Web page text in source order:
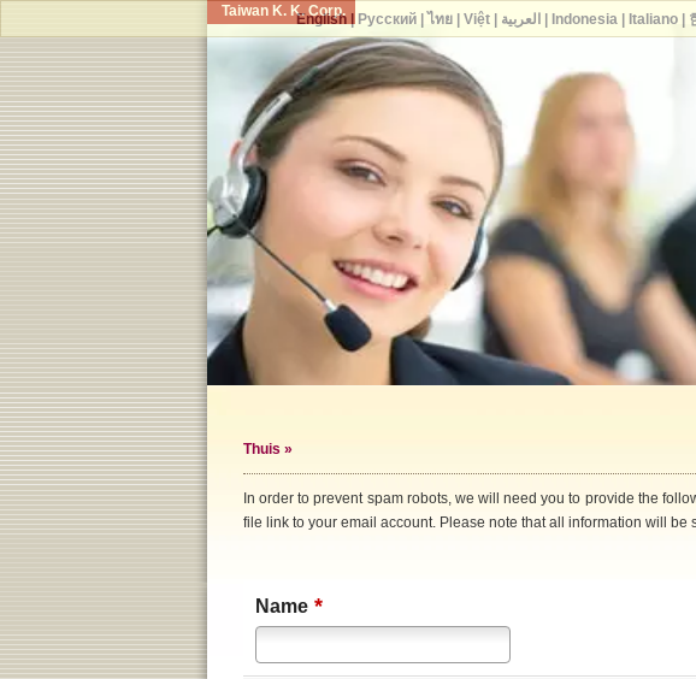
Taiwan K. K. Corp.
Thuis »
In order to prevent spam robots, we will need you to provide the
file link to your email account. Please note that all information will be
Name *
English| Русский| ไทย| Việt| العربية Indonesia| Italiano|